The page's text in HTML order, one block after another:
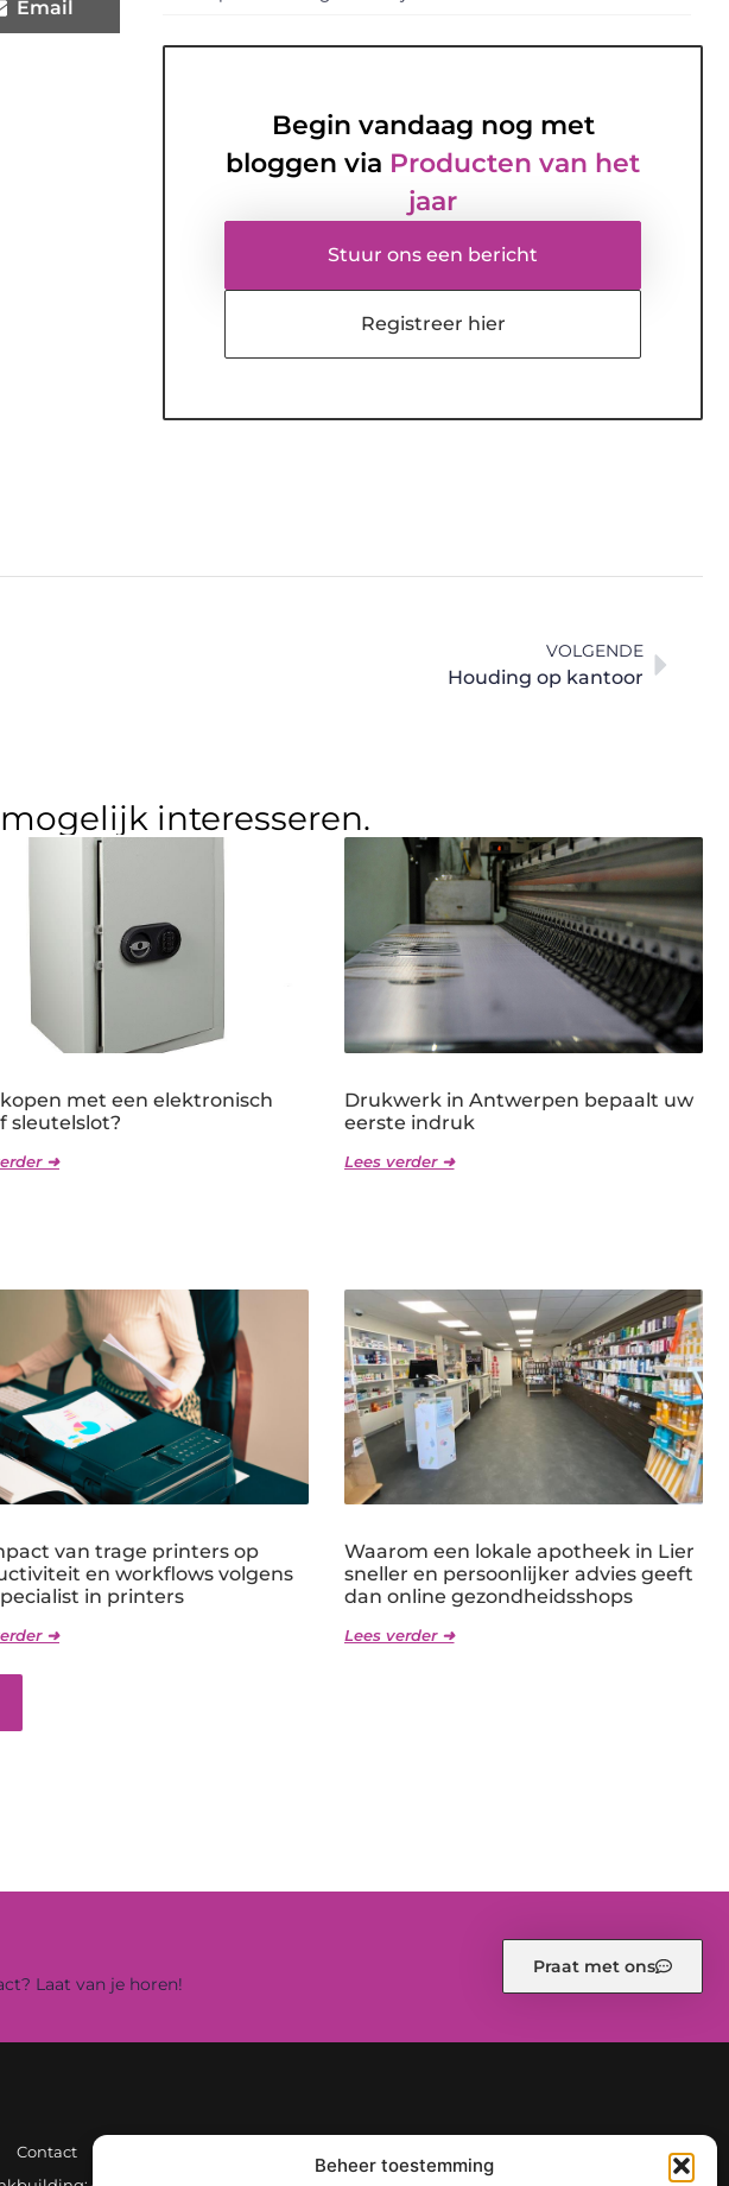
Beheer toestemming
Email
Begin vandaag nog met
bloggen via Producten van het
jaar
Stuur ons een bericht
Registreer hier
VOLGENDE
Houding op kantoor
interesseren.
met een elektronisch
sleutelslot?
➜
Drukwerk in Antwerpen bepaalt uw
eerste indruk
Lees verder ➜
van trage printers op
en workflows volgens
in printers
➜
Waarom een lokale apotheek in Lier
sneller en persoonlijker advies geeft
dan online gezondheidsshops
Lees verder ➜
Laat van je horen!
Praat met ons
Contact